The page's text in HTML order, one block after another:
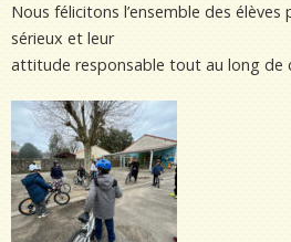
Nous félicitons l’ensemble des
sérieux et leur
attitude responsable tout au long de